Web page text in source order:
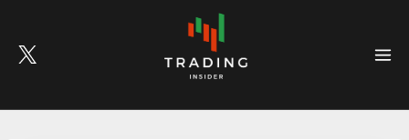
content